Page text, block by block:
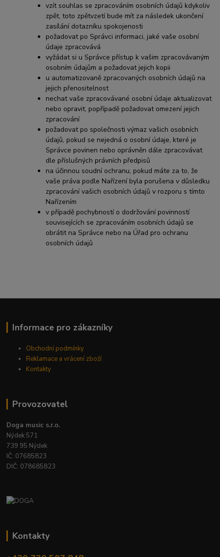
vzít souhlas se zpracováním osobních údajů kdykoliv
zpět, toto zpětvzetí bude mít za následek ukončení
zasílání dotazníku spokojenosti
požadovat po Správci informaci, jaké vaše osobní
údaje zpracovává
vyžádat si u Správce přístup k vašim zpracovávaným
osobním údajům a požadovat jejich kopii
u automatizovaně zpracovaných osobních údajů na
jejich přenositelnost
nechat vaše zpracovávané osobní údaje aktualizovat
nebo opravit, popřípadě požadovat omezení jejich
zpracování
požadovat po společnosti výmaz vašich osobních
údajů, pokud se nejedná o osobní údaje, které je
Správce povinen nebo oprávněn dále zpracovávat
dle příslušných právních předpisů
na účinnou soudní ochranu, pokud máte za to, že
vaše práva podle Nařízení byla porušena v důsledku
zpracování vašich osobních údajů v rozporu s tímto
Nařízením
v případě pochybností o dodržování povinností
souvisejících se zpracováním osobních údajů se
obrátit na Správce nebo na Úřad pro ochranu
osobních údajů
Informace pro zákazníky
Obchodní podmínky
Reklamace a vrácení zboží
Kontakty
Provozovatel
Doga music s.r.o.
Nýdek 571
739 95 Nýdek
IČ: 07685823
DIČ: 078685823
Kontakty